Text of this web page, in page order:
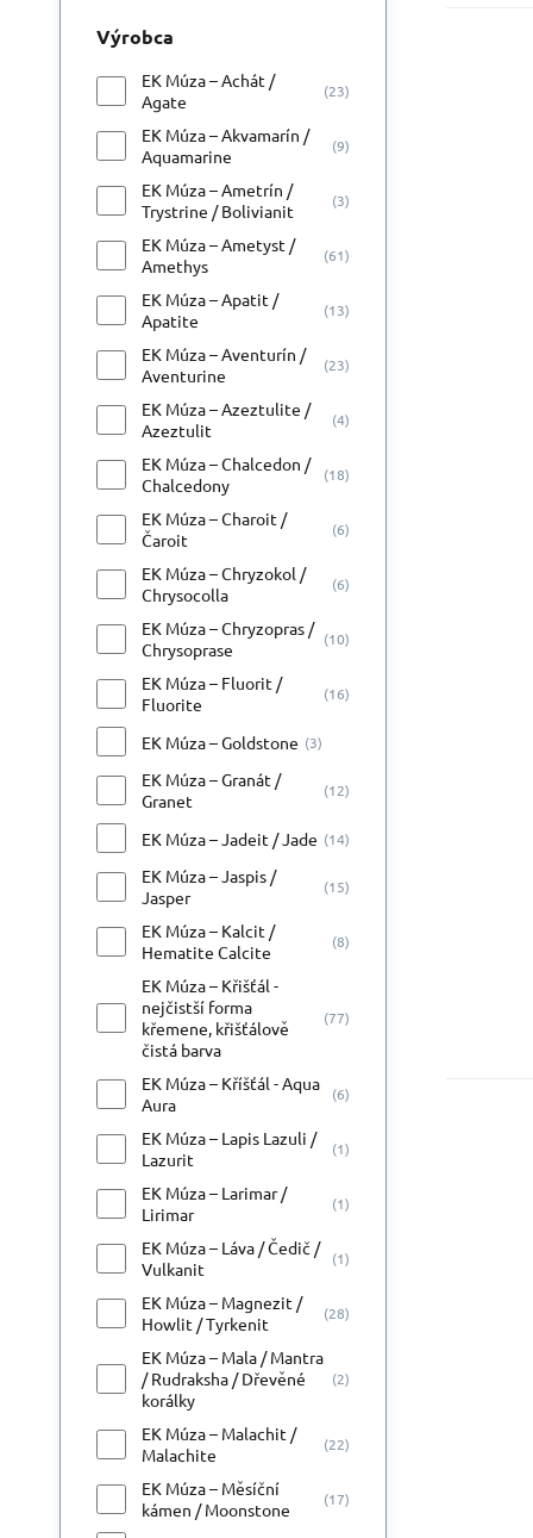
Výrobca
EK Múza – Achát /
Agate
(23)
EK Múza – Akvamarín /
Aquamarine
(9)
EK Múza – Ametrín /
Trystrine / Bolivianit
(3)
EK Múza – Ametyst /
Amethys
(61)
EK Múza – Apatit /
Apatite
(13)
EK Múza – Aventurín /
Aventurine
(23)
EK Múza – Azeztulite /
Azeztulit
(4)
EK Múza – Chalcedon /
Chalcedony
(18)
EK Múza – Charoit /
Čaroit
(6)
EK Múza – Chryzokol /
Chrysocolla
(6)
EK Múza – Chryzopras /
Chrysoprase
(10)
EK Múza – Fluorit /
Fluorite
(16)
EK Múza – Goldstone (3)
EK Múza – Granát /
Granet
(12)
EK Múza – Jadeit / Jade (14)
EK Múza – Jaspis /
Jasper
(15)
EK Múza – Kalcit /
Hematite Calcite
(8)
EK Múza – Křišťál -
nejčistší forma
křemene, křišťálově
čistá barva
(77)
EK Múza – Kříšťál - Aqua
Aura
(6)
EK Múza – Lapis Lazuli /
Lazurit
(1)
EK Múza – Larimar /
Lirimar
(1)
EK Múza – Láva / Čedič /
Vulkanit
(1)
EK Múza – Magnezit /
Howlit / Tyrkenit
(28)
EK Múza – Mala / Mantra
/ Rudraksha / Dřevěné
korálky
(2)
EK Múza – Malachit /
Malachite
(22)
EK Múza – Měsíční
kámen / Moonstone
(17)